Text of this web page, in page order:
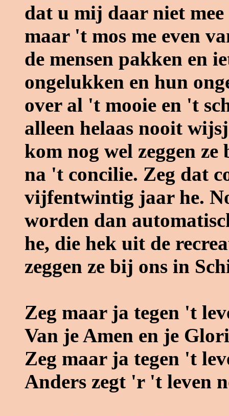
dat u mij daar niet
maar 't mos me even
de mensen pakken en
ongelukken en hun
over al 't mooie en 't
alleen helaas nooit
kom nog wel zeggen
na 't concilie. Zeg dat
vijfentwintig jaar he.
worden dan
he, die hek uit de
zeggen ze bij ons in
Zeg maar ja tegen 't
Van je Amen en je
Zeg maar ja tegen 't
Anders zegt 'r 't leven